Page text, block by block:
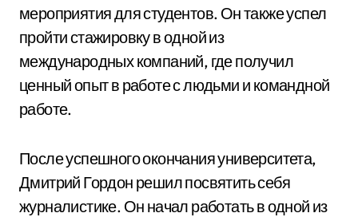
мероприятия для студентов. Он также успел
пройти стажировку в одной из
международных компаний, где получил
ценный опыт в работе с людьми и командной
работе.
После успешного окончания университета,
Дмитрий Гордон решил посвятить себя
журналистике. Он начал работать в одной из